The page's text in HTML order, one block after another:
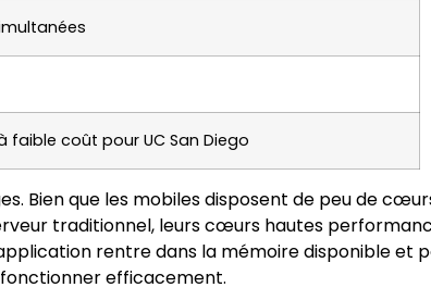
faible coût pour UC San Diego
Bien que les mobiles disposent de peu de
traditionnel, leurs cœurs hautes
rentre dans la mémoire disponible et
efficacement.